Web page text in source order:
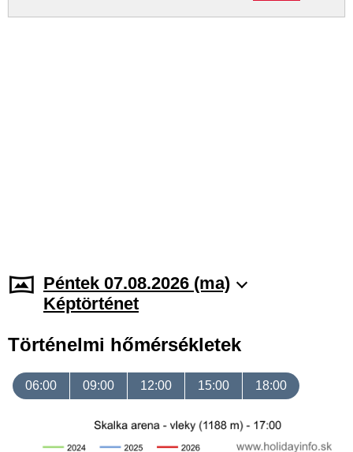
Péntek 07.08.2026 (ma)
Képtörténet
Történelmi hőmérsékletek
06:00 09:00 12:00 15:00 18:00